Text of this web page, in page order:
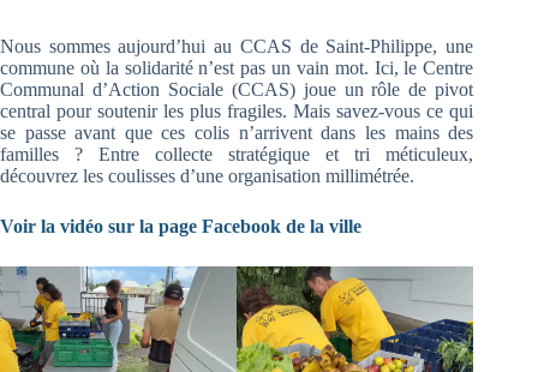
Nous sommes aujourd’hui au CCAS de Saint-Philippe, une
commune où la solidarité n’est pas un vain mot. Ici, le Centre
Communal d’Action Sociale (CCAS) joue un rôle de pivot
central pour soutenir les plus fragiles. Mais savez-vous ce qui
se passe avant que ces colis n’arrivent dans les mains des
familles ? Entre collecte stratégique et tri méticuleux,
découvrez les coulisses d’une organisation millimétrée.
Voir la vidéo sur la page Facebook de la ville